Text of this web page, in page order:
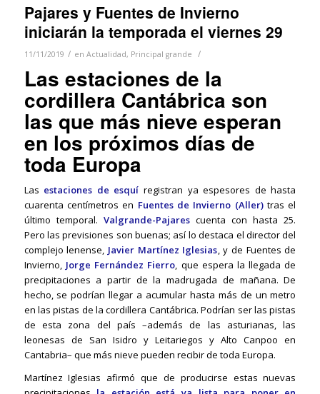
Pajares y Fuentes de Invierno
iniciarán la temporada el viernes 29
11/11/2019 / en Actualidad, Principal grande /
Las estaciones de la
cordillera Cantábrica son
las que más nieve esperan
en los próximos días de
toda Europa
Las estaciones de esquí registran ya espesores de hasta
cuarenta centímetros en Fuentes de Invierno (Aller)tras el
último temporal. Valgrande-Pajarescuenta con hasta 25.
Pero las previsiones son buenas; así lo destaca el director del
complejo lenense, Javier Martínez Iglesias, y de Fuentes de
Invierno, Jorge Fernández Fierro, que espera la llegada de
precipitaciones a partir de la madrugada de mañana. De
hecho, se podrían llegar a acumular hasta más de un metro
en las pistas de la cordillera Cantábrica. Podrían ser las pistas
de esta zona del país –además de las asturianas, las
leonesas de San Isidro y Leitariegos y Alto Canpoo en
Cantabria– que más nieve pueden recibir de toda Europa.
Martínez Iglesias afirmó que de producirse estas nuevas